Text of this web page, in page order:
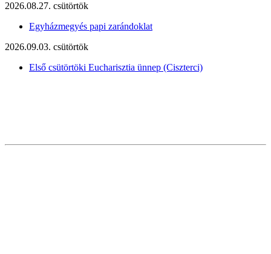
2026.08.27. csütörtök
Egyházmegyés papi zarándoklat
2026.09.03. csütörtök
Első csütörtöki Eucharisztia ünnep (Ciszterci)